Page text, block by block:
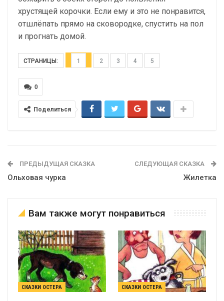
хрустящей корочки. Если ему и это не понравится,
отшлёпать прямо на сковородке, спустить на пол
и прогнать домой.
СТРАНИЦЫ: 1 2 3 4 5
0
Поделиться
ПРЕДЫДУЩАЯ СКАЗКА
Ольховая чурка
СЛЕДУЮЩАЯ СКАЗКА
Жилетка
Вам также могут понравиться
СКАЗКИ ОСТЕРА СКАЗКИ ОСТЕРА